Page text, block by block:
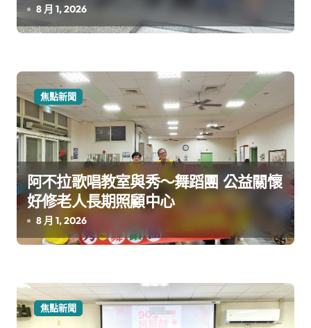
8 月 1, 2026
焦點新聞
阿不拉歌唱教室與秀～舞蹈團 公益關懷
好修老人長期照顧中心
8 月 1, 2026
焦點新聞